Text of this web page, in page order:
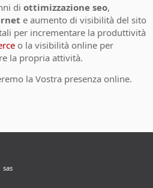
di ottimizzazione seo,
e aumento di visibilità del sito
per incrementare la produttività
o la visibilità online per
la propria attività.
la Vostra presenza online.
sas